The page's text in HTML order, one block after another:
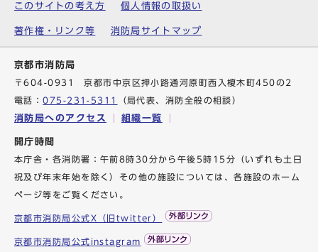
このサイトの考え方 個人情報の取扱い
著作権・リンク等 消防局サイトマップ
京都市消防局
〒604-0931 京都市中京区押小路通河原町西入榎木町450の2
電話：075-231-5311 （局代表、消防全般の相談）
消防局へのアクセス 組織一覧
開庁時間
本庁舎・各消防署：午前8時30分から午後5時15分（いずれも土日
祝及び年末年始を除く）その他の施設については、各施設のホーム
ページ等をご覧ください。
京都市消防局公式X（旧twitter）
京都市消防局公式instagram